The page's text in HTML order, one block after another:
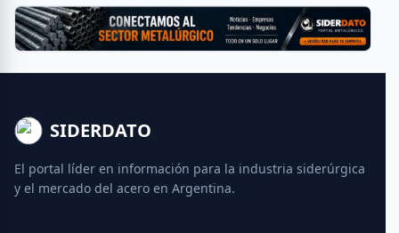
SIDERDATO
El portal líder en información para la industria siderúrgica
y el mercado del acero en Argentina.